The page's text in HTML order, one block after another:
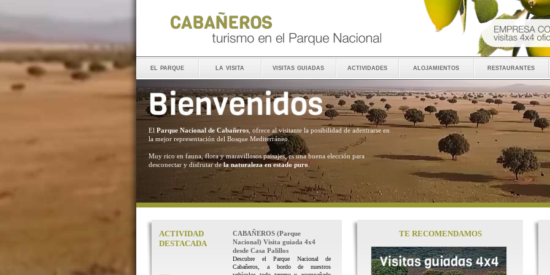
el parque la visita visitas guiadas actividades alojamientos restaurantes
El Parque Nacional de Cabañeros , ofrece al visitante la posibilidad de adentrarse en
la mejor representación del Bosque Mediterráneo.
Muy rico en fauna, flora y maravillosos paisajes, es una buena elección para
desconectar y disfrutar dela naturaleza en estado puro .
ACTIVIDAD
DESTACADA
CABAÑEROS (Parque
Nacional) Visita guiada 4x4
desde Casa Palillos
Descubre el Parque Nacional de
Cabañeros, a bordo de nuestros
TE RECOMENDAMOS